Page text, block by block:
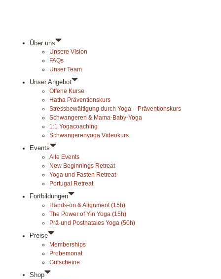
Über uns
Unsere Vision
FAQs
Unser Team
Unser Angebot
Offene Kurse
Hatha Präventionskurs
Stressbewältigung durch Yoga – Präventionskurs
Schwangeren & Mama-Baby-Yoga
1:1 Yogacoaching
Schwangerenyoga Videokurs
Events
Alle Events
New Beginnings Retreat
Yoga und Fasten Retreat
Portugal Retreat
Fortbildungen
Hands-on & Alignment (15h)
The Power of Yin Yoga (15h)
Prä-und Postnatales Yoga (50h)
Preise
Memberships
Probemonat
Gutscheine
Shop